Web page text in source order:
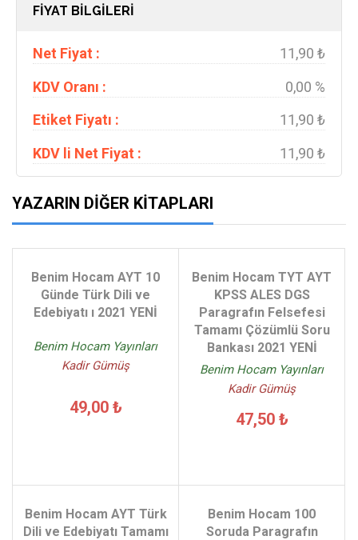
FİYAT BİLGİLERİ
Net Fiyat :
11,90 ₺
KDV Oranı :
0,00 %
Etiket Fiyatı :
11,90 ₺
KDV li Net Fiyat :
11,90 ₺
YAZARIN DIĞER KITAPLARI
Benim Hocam AYT 10
Günde Türk Dili ve
Edebiyatı ı 2021 YENİ
Benim Hocam Yayınları
Kadir Gümüş
49,00 ₺
Benim Hocam TYT AYT
KPSS ALES DGS
Paragrafın Felsefesi
Tamamı Çözümlü Soru
Bankası 2021 YENİ
Benim Hocam Yayınları
Kadir Gümüş
47,50 ₺
Benim Hocam AYT Türk
Dili ve Edebiyatı Tamamı
Benim Hocam 100
Soruda Paragrafın